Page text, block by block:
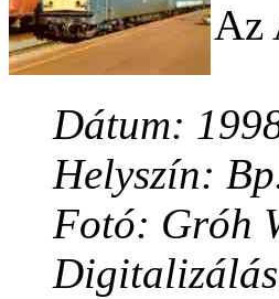
Az
Dátum:
Helyszín:
Fotó: Gróh